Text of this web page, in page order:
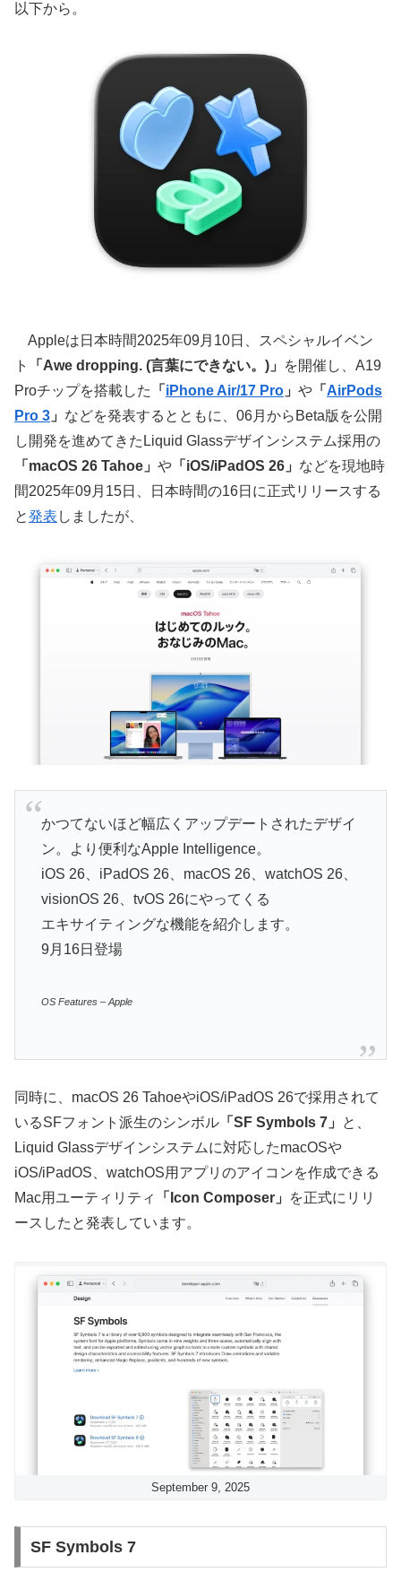
以下から。
Appleは日本時間2025年09月10日、スペシャルイベン
ト
「Awe dropping. (言葉にできない。)」
を開催し、A19
Proチップを搭載した
「 iPhone Air/17 Pro 」 や 「 AirPods
Pro 3 」 などを発表するとともに、06月からBeta版を公開
し開発を進めてきたLiquid Glassデザインシステム採用の
「macOS 26 Tahoe」 や 「iOS/iPadOS 26」 などを現地時
間2025年09月15日、日本時間の16日に正式リリースする
と発表 しましたが、
かつてないほど幅広くアップデートされたデザイ
ン。より便利なApple Intelligence。
iOS 26、iPadOS 26、macOS 26、watchOS 26、
visionOS 26、tvOS 26にやってくる
エキサイティングな機能を紹介します。
9月16日登場
OS Features – Apple
同時に、macOS 26 TahoeやiOS/iPadOS 26で採用されて
いるSFフォント派生のシンボル 「SF Symbols 7」
と、
Liquid Glassデザインシステムに対応したmacOSや
iOS/iPadOS、watchOS用アプリのアイコンを作成できる
Mac用ユーティリティ
「Icon Composer」
を正式にリリ
ースしたと発表しています。
September 9, 2025
SF Symbols 7